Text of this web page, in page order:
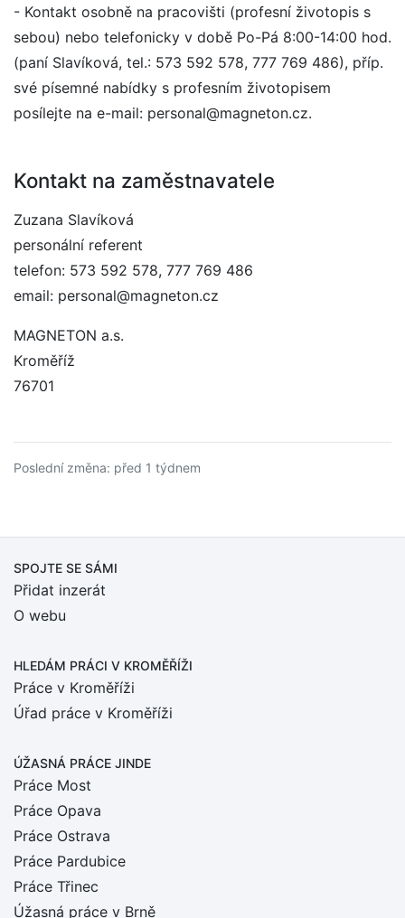
- Kontakt osobně na pracovišti (profesní životopis s
sebou) nebo telefonicky v době Po-Pá 8:00-14:00 hod.
(paní Slavíková, tel.: 573 592 578, 777 769 486), příp.
své písemné nabídky s profesním životopisem
posílejte na e-mail: personal@magneton.cz.
Kontakt na zaměstnavatele
Zuzana Slavíková
personální referent
telefon: 573 592 578, 777 769 486
email: personal@magneton.cz
MAGNETON a.s.
Kroměříž
76701
Poslední změna: před 1 týdnem
SPOJTE SE SÁMI
Přidat inzerát
O webu
HLEDÁM PRÁCI V KROMĚŘÍŽI
Práce v Kroměříži
Úřad práce v Kroměříži
ÚŽASNÁ PRÁCE JINDE
Práce Most
Práce Opava
Práce Ostrava
Práce Pardubice
Práce Třinec
Úžasná práce v Brně